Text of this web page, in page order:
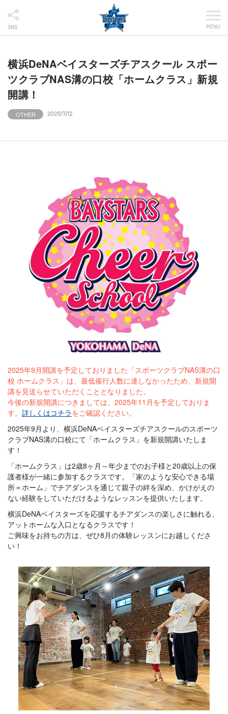
SNS MENU
横浜DeNAベイスターズチアスクール スポー
ツクラブNAS溝の口校「ホームクラス」新規
開講！
OTHER 2025/7/12
2025年9月開講を予定しておりました「スポーツクラブNAS溝の口
校 ホームクラス」は、最低催行人数に達しなかったため、新規開
講を見送らせていただくこととなりました。
今後の新規開講につきましては、2025年11月を予定しておりま
す。 詳しくはコチラをご確認ください。
2025年9月より、横浜DeNAベイスターズチアスクールのスポーツ
クラブNAS溝の口校にて「ホームクラス」を新規開講いたしま
す！
「ホームクラス」は2歳8ヶ月～年少までのお子様と20歳以上の保
護者様が一緒に参加するクラスです。「家のような安心できる場
所＝ホーム」でチアダンスを通じて親子の絆を深め、かけがえの
ない経験をしていただけるようなレッスンを提供いたします。
横浜DeNAベイスターズを応援するチアダンスの楽しさに触れる、
アットホームな入口となるクラスです！
ご興味をお持ちの方は、ぜひ8月の体験レッスンにお越しくださ
い！